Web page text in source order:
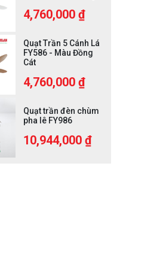
4,760,000 ₫
Quạt Trần 5 Cánh Lá
FY586 - Màu Đồng
Cát
4,760,000 ₫
Quạt trần đèn chùm
pha lê FY986
10,944,000 ₫